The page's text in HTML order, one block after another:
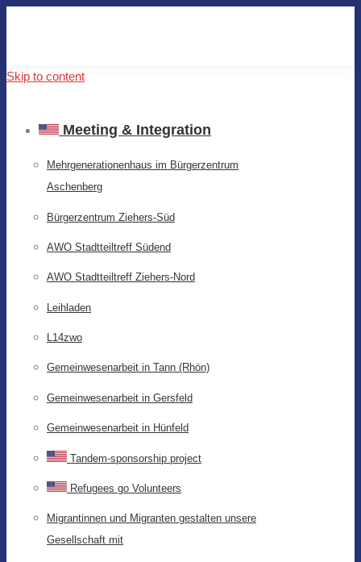
Skip to content
Meeting & Integration
Mehrgenerationenhaus im Bürgerzentrum
Aschenberg
Bürgerzentrum Ziehers-Süd
AWO Stadtteiltreff Südend
AWO Stadtteiltreff Ziehers-Nord
Leihladen
L14zwo
Gemeinwesenarbeit in Tann (Rhön)
Gemeinwesenarbeit in Gersfeld
Gemeinwesenarbeit in Hünfeld
Tandem-sponsorship project
Refugees go Volunteers
Migrantinnen und Migranten gestalten unsere
Gesellschaft mit